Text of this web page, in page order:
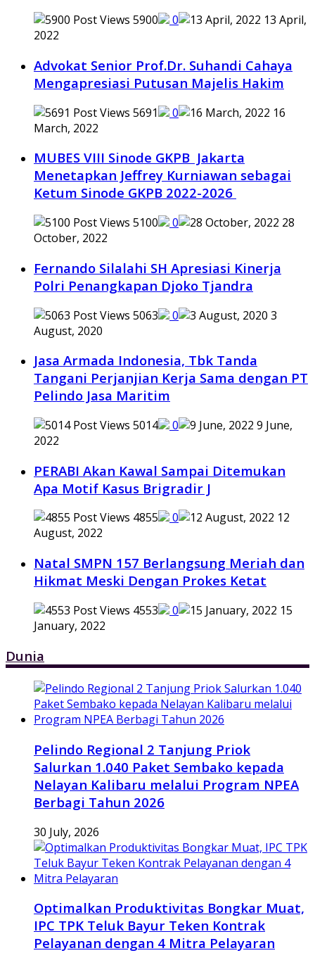
5900 0
13 April,
2022
Advokat Senior Prof.Dr. Suhandi Cahaya
Mengapresiasi Putusan Majelis Hakim
5691 0
16
March, 2022
MUBES VIII Sinode GKPB Jakarta
Menetapkan Jeffrey Kurniawan sebagai
Ketum Sinode GKPB 2022-2026
5100 0
28
October, 2022
Fernando Silalahi SH Apresiasi Kinerja
Polri Penangkapan Djoko Tjandra
5063 0
3
August, 2020
Jasa Armada Indonesia, Tbk Tanda
Tangani Perjanjian Kerja Sama dengan PT
Pelindo Jasa Maritim
5014 0
9 June,
2022
PERABI Akan Kawal Sampai Ditemukan
Apa Motif Kasus Brigradir J
4855 0
12
August, 2022
Natal SMPN 157 Berlangsung Meriah dan
Hikmat Meski Dengan Prokes Ketat
4553 0
15
January, 2022
Dunia
Pelindo Regional 2 Tanjung Priok
Salurkan 1.040 Paket Sembako kepada
Nelayan Kalibaru melalui Program NPEA
Berbagi Tahun 2026
30 July, 2026
Optimalkan Produktivitas Bongkar Muat,
IPC TPK Teluk Bayur Teken Kontrak
Pelayanan dengan 4 Mitra Pelayaran